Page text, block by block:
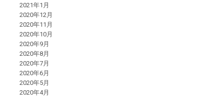
2021年1月
2020年12月
2020年11月
2020年10月
2020年9月
2020年8月
2020年7月
2020年6月
2020年5月
2020年4月